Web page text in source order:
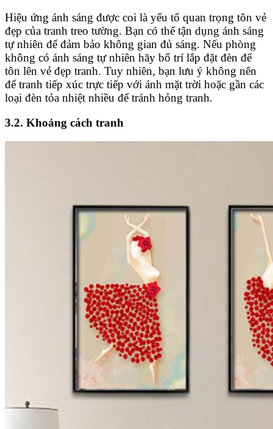
Hiệu ứng ánh sáng được coi là yếu tố quan trọng tôn vẻ
đẹp của tranh treo tường. Bạn có thể tận dụng ánh sáng
tự nhiên để đảm bảo không gian đủ sáng. Nếu phòng
không có ánh sáng tự nhiên hãy bố trí lắp đặt đèn để
tôn lên vẻ đẹp tranh. Tuy nhiên, bạn lưu ý không nên
để tranh tiếp xúc trực tiếp với ánh mặt trời hoặc gần các
loại đèn tỏa nhiệt nhiều để tránh hỏng tranh.
3.2. Khoảng cách tranh